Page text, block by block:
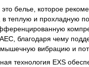
белье, которое
в теплую и прохладную
благодаря чему
вибрацию и
технология EXS